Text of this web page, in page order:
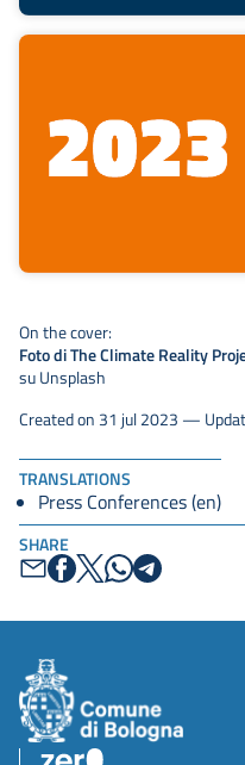
TRANSLATIONS
Press Conferences (en)
SHARE
On the cover:
Foto di The Climate Reality
su Unsplash
Created on 31 jul 2023 —